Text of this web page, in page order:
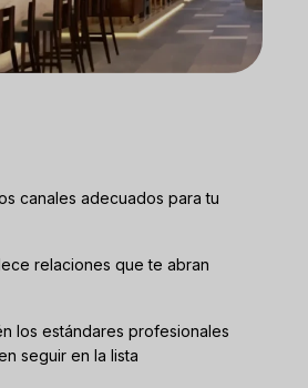
canales adecuados para tu
relaciones que te abran
los estándares profesionales
seguir en la lista